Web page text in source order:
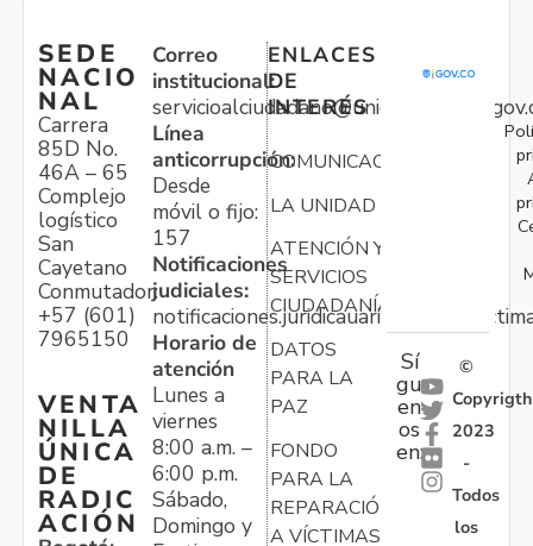
SEDE
NACIO
NAL
Carrera
85D No.
46A – 65
Complejo
logístico
San
Cayetano
Conmutador:
+57 (601)
7965150
VENTA
NILLA
ÚNICA
DE
RADIC
ACIÓN
Correo
institucional:
Línea
anticorrupción:
Desde
móvil o fijo:
157
Notificaciones
judiciales:
Horario de
atención
Lunes a
viernes
8:00 a.m. –
6:00 p.m.
Sábado,
Domingo y
ENLACES
DE
INTERÉS
COMUNICACIONES
LA UNIDAD
ATENCIÓN Y
SERVICIOS
CIUDADANÍA
DATOS
PARA LA
PAZ
FONDO
PARA LA
REPARACIÓN
A VÍCTIMAS
Sí
gu
en
os
en:
©
Copyrigth
2023
-
Todos
los